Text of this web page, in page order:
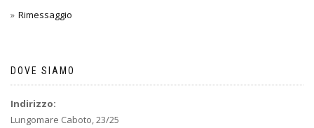
Rimessaggio
DOVE SIAMO
Indirizzo:
Lungomare Caboto, 23/25